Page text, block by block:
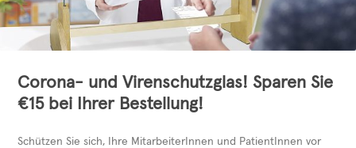
Corona- und Virenschutzglas! Sparen Sie
€15 bei Ihrer Bestellung!
Schützen Sie sich, Ihre MitarbeiterInnen und PatientInnen vor